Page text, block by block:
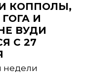
КОППОЛЫ,
И
ВУДИ
С 27
недели